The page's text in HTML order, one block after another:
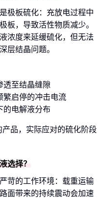
极板硫化：充放电过程中
板，导致活性物质减少。
浓度来延缓硫化，但无法
层结晶问题。
透至结晶缝隙
繁启停的冲击电流
的电解液分布
品，实际应对的硫化阶段
选择？
苛的工作环境：载重运输
面带来的持续震动会加速